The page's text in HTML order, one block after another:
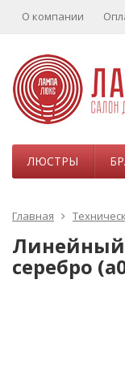
О компании
ЛЮСТРЫ
Главная
Линейный
серебро